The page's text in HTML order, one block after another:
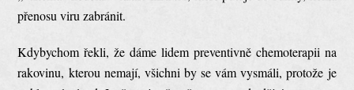
přenosu viru zabránit.
Kdybychom řekli, že dáme lidem preventivně chemoterapii na
rakovinu, kterou nemají, všichni by se vám vysmáli, protože je